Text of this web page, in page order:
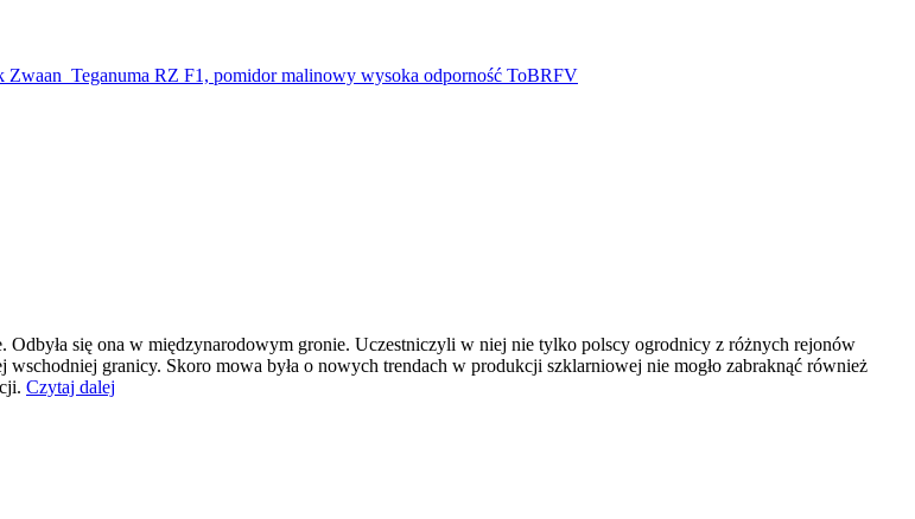
się ona w międzynarodowym gronie. Uczestniczyli w niej nie tylko polscy ogrodnicy z różnych rejonów
granicy. Skoro mowa była o nowych trendach w produkcji szklarniowej nie mogło zabraknąć również
Czytaj dalej